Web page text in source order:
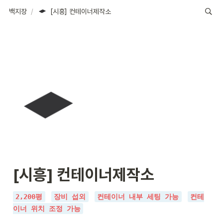
백지장 / [시흥] 컨테이너제작소
[시흥] 컨테이너제작소
2,200평 장비 섭외 컨테이너 내부 세팅 가능
컨테
이너 위치 조정 가능